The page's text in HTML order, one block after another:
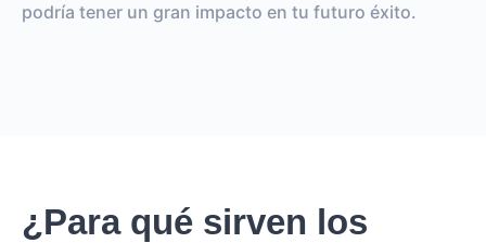
podría tener un gran impacto en tu futuro éxito.
¿Para qué sirven los